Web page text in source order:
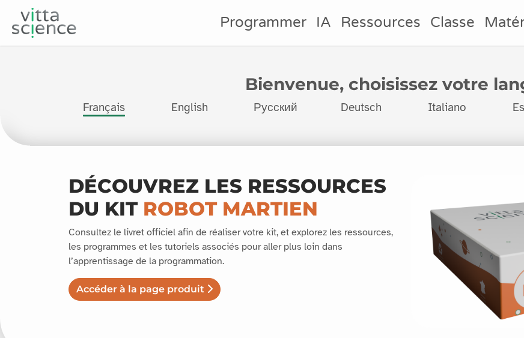
Programmer IA Ressources Classe
Bienvenue, choisissez votre
Français English Русский Deutsch Italiano
DÉCOUVREZ LES RESSOURCES
DU KIT ROBOT MARTIEN
Consultez le livret officiel afin de réaliser votre kit, et explorez les ressources,
les programmes et les tutoriels associés pour aller plus loin dans
l’apprentissage de la programmation.
Accéder à la page produit